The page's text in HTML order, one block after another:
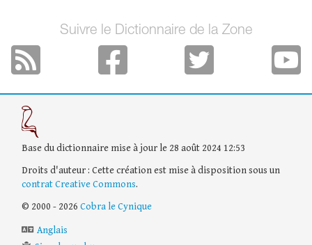
Suivre le Dictionnaire de la Zone
Base du dictionnaire mise à jour le 28 août 2024 12:53
Droits d'auteur : Cette création est mise à disposition sous un
contrat Creative Commons.
© 2000 - 2026 Cobra le Cynique
Anglais